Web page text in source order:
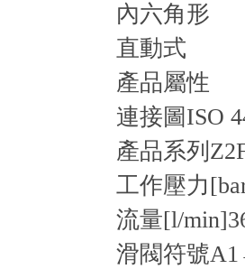
內六角形
直動式
產品屬性
連接圖ISO
產品系列
工作壓力
流量[l/min]
滑閥符號